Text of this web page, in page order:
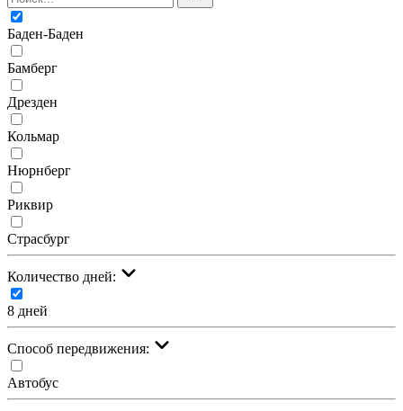
Баден-Баден
Бамберг
Дрезден
Кольмар
Нюрнберг
Риквир
Страсбург
Количество дней:
8 дней
Cпособ передвижения:
Автобус